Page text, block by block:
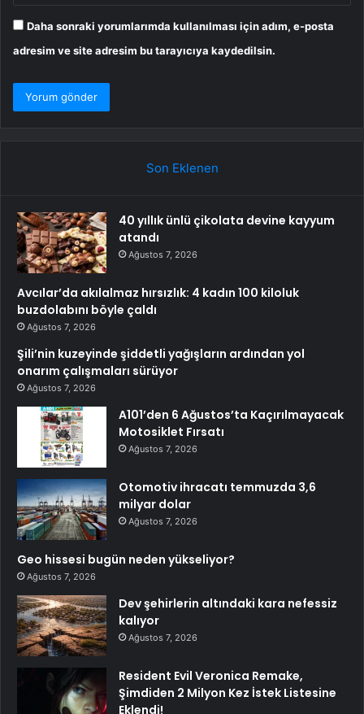
Daha sonraki yorumlarımda kullanılması için adım, e-posta
adresim ve site adresim bu tarayıcıya kaydedilsin.
Son Eklenen
40 yıllık ünlü çikolata devine kayyum
atandı
Ağustos 7, 2026
Avcılar’da akılalmaz hırsızlık: 4 kadın 100 kiloluk
buzdolabını böyle çaldı
Ağustos 7, 2026
Şili’nin kuzeyinde şiddetli yağışların ardından yol
onarım çalışmaları sürüyor
Ağustos 7, 2026
A101’den 6 Ağustos’ta Kaçırılmayacak
Motosiklet Fırsatı
Ağustos 7, 2026
Otomotiv ihracatı temmuzda 3,6
milyar dolar
Ağustos 7, 2026
Geo hissesi bugün neden yükseliyor?
Ağustos 7, 2026
Dev şehirlerin altındaki kara nefessiz
kalıyor
Ağustos 7, 2026
Resident Evil Veronica Remake,
Şimdiden 2 Milyon Kez İstek Listesine
Eklendi!